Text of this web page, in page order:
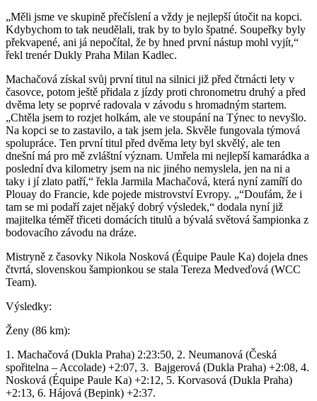
„Měli jsme ve skupině přečíslení a vždy je nejlepší útočit na kopci.
Kdybychom to tak neudělali, trak by to bylo špatné. Soupeřky byly
překvapené, ani já nepočítal, že by hned první nástup mohl vyjít,“
řekl trenér Dukly Praha Milan Kadlec.
Machačová získal svůj první titul na silnici již před čtrnácti lety v
časovce, potom ještě přidala z jízdy proti chronometru druhý a před
dvěma lety se poprvé radovala v závodu s hromadným startem.
„Chtěla jsem to rozjet holkám, ale ve stoupání na Týnec to nevyšlo.
Na kopci se to zastavilo, a tak jsem jela. Skvěle fungovala týmová
spolupráce. Ten první titul před dvěma lety byl skvělý, ale ten
dnešní má pro mě zvláštní význam. Umřela mi nejlepší kamarádka a
poslední dva kilometry jsem na nic jiného nemyslela, jen na ni a
taky i jí zlato patří,“ řekla Jarmila Machačová, která nyní zamíří do
Plouay do Francie, kde pojede mistrovství Evropy. „“Doufám, že i
tam se mi podaří zajet nějaký dobrý výsledek,“ dodala nyní již
majitelka téměř třiceti domácích titulů a bývalá světová šampionka z
bodovacího závodu na dráze.
Mistryně z časovky Nikola Nosková (Équipe Paule Ka) dojela dnes
čtvrtá, slovenskou šampionkou se stala Tereza Medveďová (WCC
Team).
Výsledky:
Ženy (86 km):
1. Machačová (Dukla Praha) 2:23:50, 2. Neumanová (Česká
spořitelna – Accolade) +2:07, 3. Bajgerová (Dukla Praha) +2:08, 4.
Nosková (Équipe Paule Ka) +2:12, 5. Korvasová (Dukla Praha)
+2:13, 6. Hájová (Bepink) +2:37.